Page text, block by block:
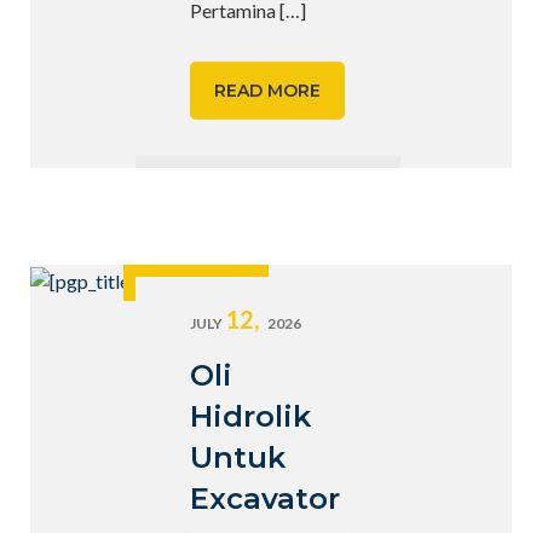
Pertamina[…]
READ MORE
JULY 12, 2026
Oli
Hidrolik
Untuk
Excavator